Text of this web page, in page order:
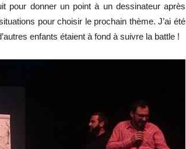
pour donner un point à un dessinateur après
pour choisir le prochain thème. J’ai été
enfants étaient à fond à suivre la battle !